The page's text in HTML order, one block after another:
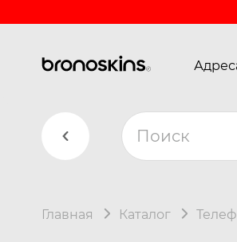
Главная Каталог